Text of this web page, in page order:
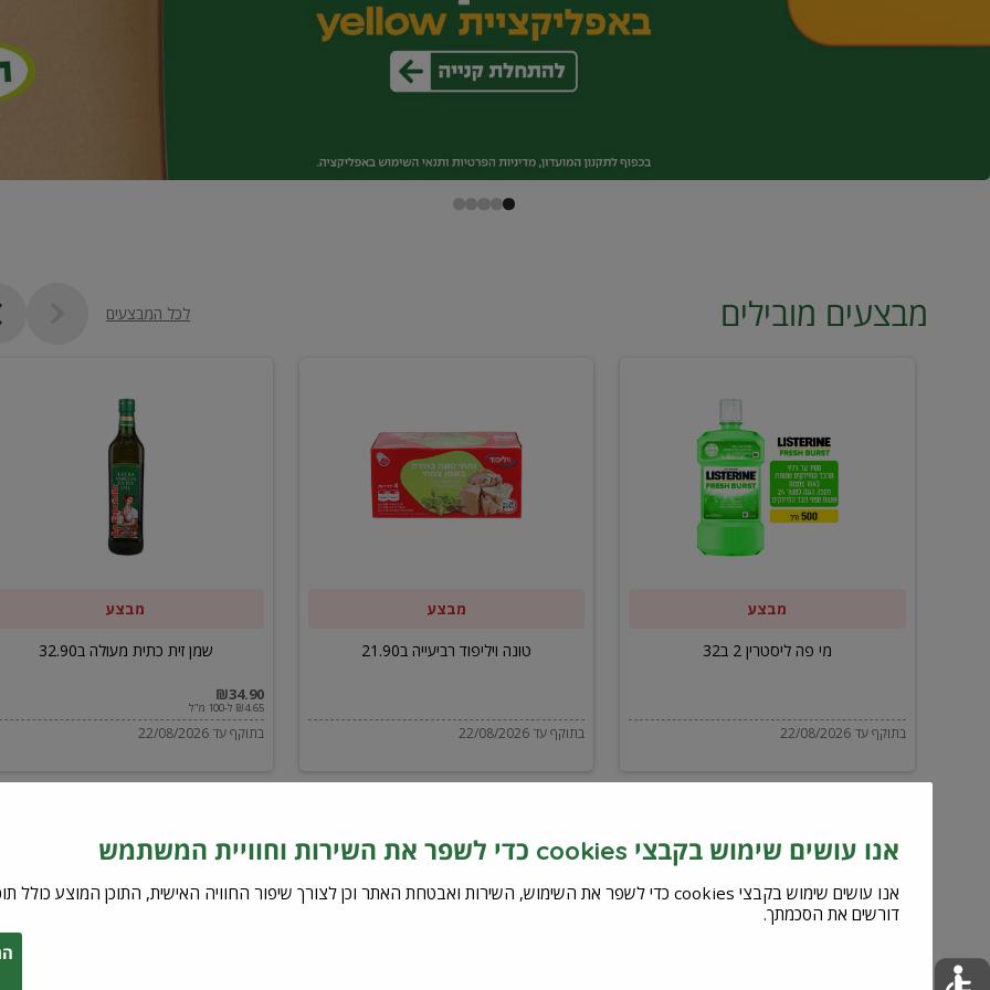
מבצעים מובילים לכל המבצעים
ליסטרין
מבצע
מי פה ליסטרין 2 ב32
בתוקף עד 22/08/2026
ויליפוד
רביעייה
מבצע
טונה ויליפוד רביעייה ב21.90
בתוקף עד 22/08/2026
מבצע
שמן זית כתית מעולה ב32.90
₪34.90
₪4.65 ל-100 מ"ל
בתוקף עד 22/08/2026
אנו עושים שימוש בקבצי cookies כדי לשפר את השירות וחוויית המשתמש
דורשים את הסכמתך.